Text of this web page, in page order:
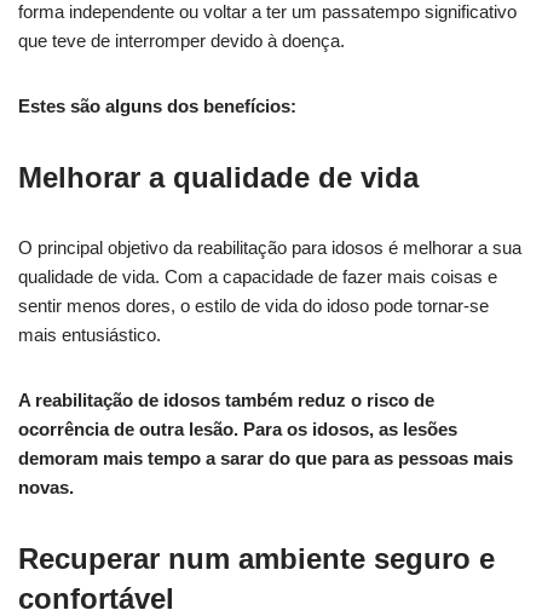
forma independente ou voltar a ter um passatempo significativo
que teve de interromper devido à doença.
Estes são alguns dos benefícios:
Melhorar a qualidade de vida
O principal objetivo da reabilitação para idosos é melhorar a sua
qualidade de vida. Com a capacidade de fazer mais coisas e
sentir menos dores, o estilo de vida do idoso pode tornar-se
mais entusiástico.
A reabilitação de idosos também reduz o risco de
ocorrência de outra lesão. Para os idosos, as lesões
demoram mais tempo a sarar do que para as pessoas mais
novas.
Recuperar num ambiente seguro e
confortável